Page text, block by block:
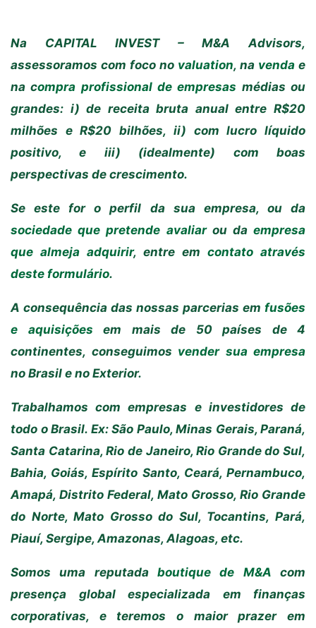
Na CAPITAL INVEST – M&A Advisors,
assessoramos com foco no valuation, na venda e
na compra profissional de empresas médias ou
grandes: i) de receita bruta anual entre R$20
milhões e R$20 bilhões, ii) com lucro líquido
positivo, e iii) (idealmente) com boas
perspectivas de crescimento.
Se este for o perfil da sua empresa, ou da
sociedade que pretende avaliarou da empresa
que almeja adquirir, entre em contato através
deste formulário.
A consequência das nossas parcerias em fusões
e aquisições em mais de 50 países de 4
continentes, conseguimos vender sua empresa
no Brasil e no Exterior.
Trabalhamos com empresas e investidores de
todo o Brasil. Ex: São Paulo, Minas Gerais, Paraná,
Santa Catarina, Rio de Janeiro, Rio Grande do Sul,
Bahia, Goiás, Espírito Santo, Ceará, Pernambuco,
Amapá, Distrito Federal, Mato Grosso, Rio Grande
do Norte, Mato Grosso do Sul, Tocantins, Pará,
Piauí, Sergipe, Amazonas, Alagoas, etc.
Somos uma reputada boutique de M&A com
presença global especializada em finanças
corporativas, e teremos o maior prazer em